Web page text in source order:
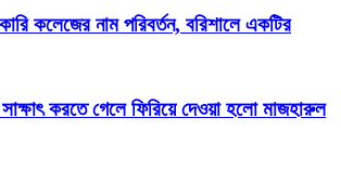
কলেজের নাম পরিবর্তন, বরিশালে একটির
সাক্ষাৎ করতে গেলে ফিরিয়ে দেওয়া হলো মাজহারুল